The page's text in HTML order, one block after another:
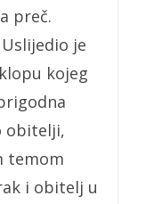
preč.
je
kojeg
obitelji,
temom
i obitelj u